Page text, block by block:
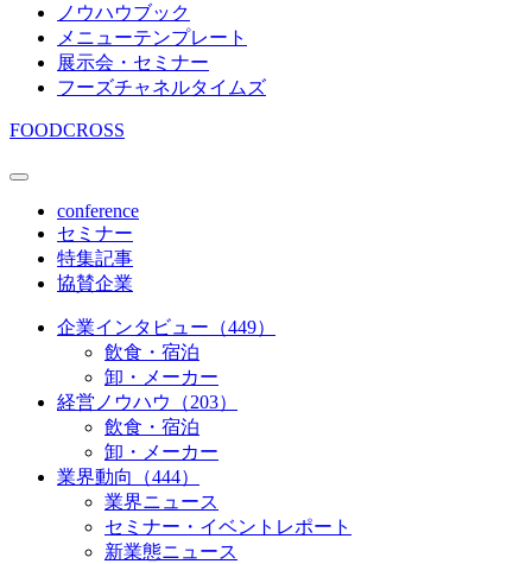
ノウハウブック
メニューテンプレート
展示会・セミナー
フーズチャネルタイムズ
FOODCROSS
conference
セミナー
特集記事
協賛企業
企業インタビュー（449）
飲食・宿泊
卸・メーカー
経営ノウハウ（203）
飲食・宿泊
卸・メーカー
業界動向（444）
業界ニュース
セミナー・イベントレポート
新業態ニュース